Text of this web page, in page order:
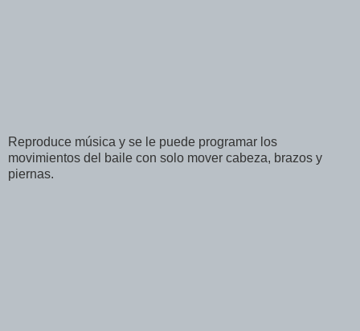
Reproduce música y se le puede programar los
movimientos del baile con solo mover cabeza, brazos y
piernas.